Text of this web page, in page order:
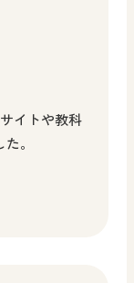
イトや教科
。